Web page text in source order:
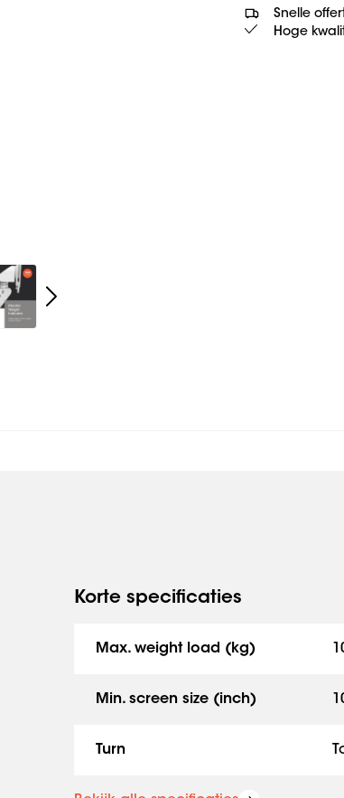
Snelle
Hoge
Korte specificaties
Max. weight load (kg)
Min. screen size (inch)
Turn